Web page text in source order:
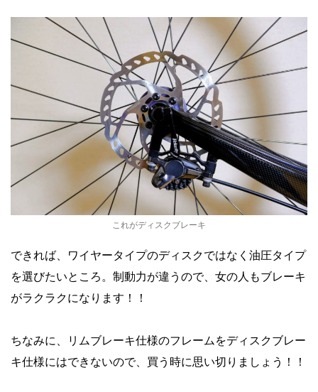
これがディスクブレーキ
できれば、 ワイヤータイプのディスクではなく 油圧タイプ
を選びたいところ。制動力が違うので、女の人もブレーキ
がラクラクになります！！
ちなみに、リムブレーキ仕様のフレームをディスクブレー
キ仕様にはできないので、買う時に思い切りましょう！！